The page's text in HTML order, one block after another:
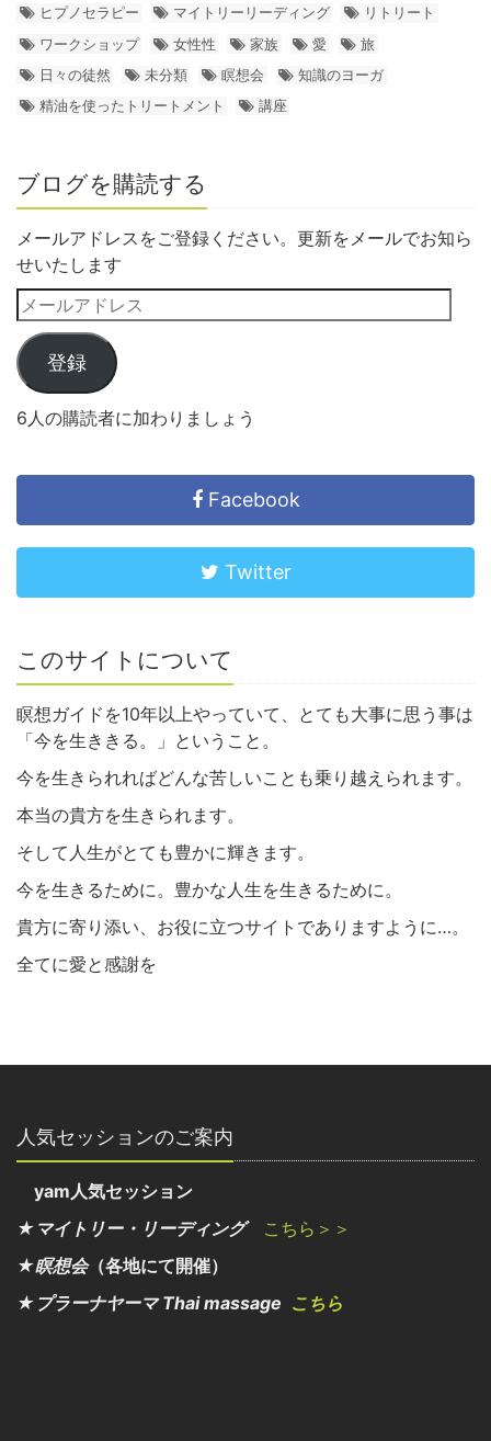
ヒプノセラピー マイトリーリーディング
リトリート
ワークショップ
女性性 家族 愛
旅
日々の徒然
未分類 瞑想会
知識のヨーガ
精油を使ったトリートメント
講座
ブログを購読する
メールアドレスをご登録ください。更新をメールでお知ら
せいたします
登録
6人の購読者に加わりましょう
Facebook
Twitter
このサイトについて
瞑想ガイドを10年以上やっていて、とても大事に思う事は
「今を生ききる。」ということ。
今を生きられればどんな苦しいことも乗り越えられます。
本当の貴方を生きられます。
そして人生がとても豊かに輝きます。
今を生きるために。豊かな人生を生きるために。
貴方に寄り添い、お役に立つサイトでありますように…。
全てに愛と感謝を
人気セッションのご案内
yam人気セッション
★マイトリー・リーディング
こちら＞＞
★瞑想会（各地にて開催）
★プラーナヤーマ Thai massage こちら